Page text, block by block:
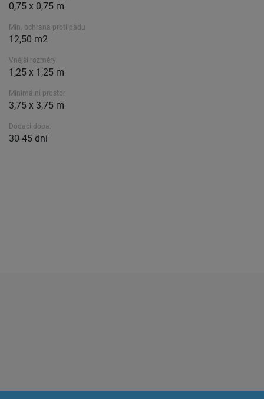
0,75 x 0,75 m
Min. ochrana proti pádu
12,50 m2
Vnější rozměry
1,25 x 1,25 m
Minimální prostor
3,75 x 3,75 m
Dodací doba.
30-45 dní